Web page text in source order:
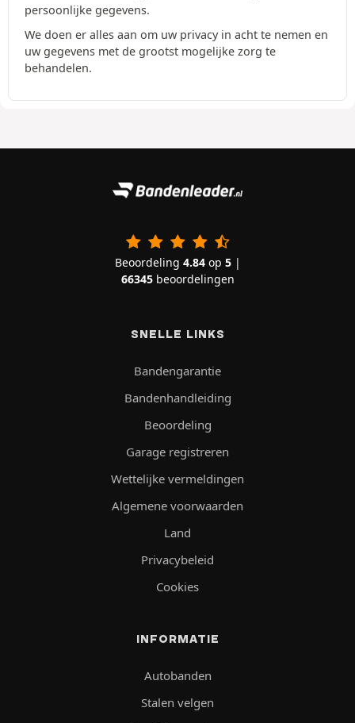
persoonlijke gegevens.
We doen er alles aan om uw privacy in acht te nemen en
uw gegevens met de grootst mogelijke zorg te
behandelen.
Beoordeling 4.84op 5|
66345beoordelingen
SNELLE LINKS
Bandengarantie
Bandenhandleiding
Beoordeling
Garage registreren
Wettelijke vermeldingen
Algemene voorwaarden
Land
Privacybeleid
Cookies
INFORMATIE
Autobanden
Stalen velgen